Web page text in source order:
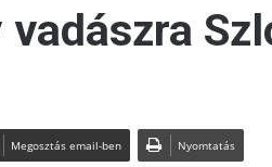
Megosztás email-ben Nyomtatás